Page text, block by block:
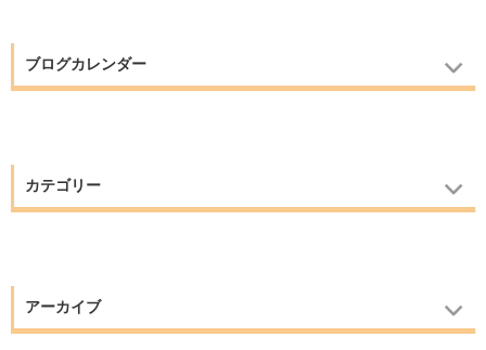
ブログカレンダー
カテゴリー
アーカイブ